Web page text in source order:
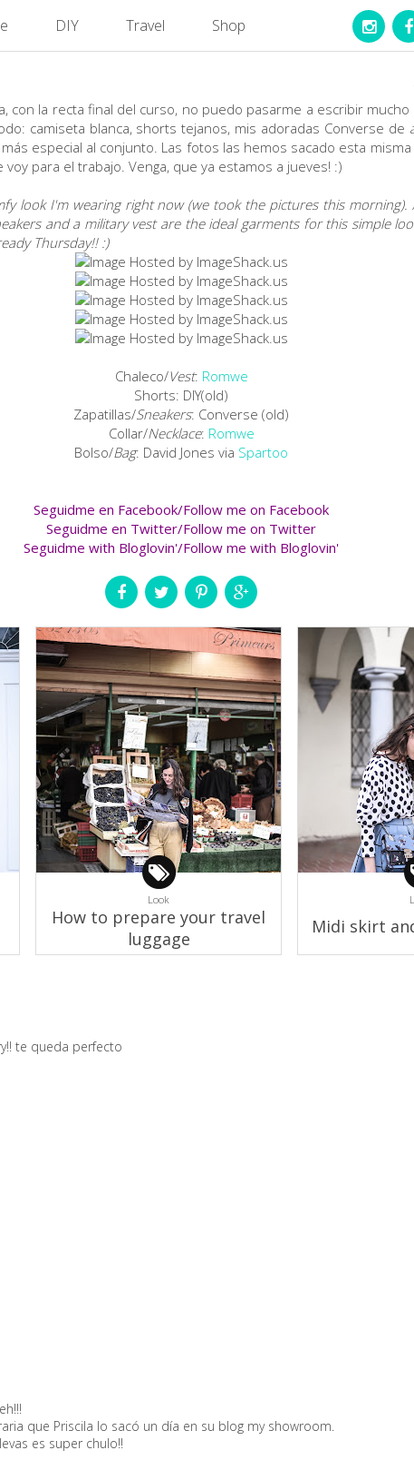
DIY Travel Shop
con la recta final del curso, no puedo pasarme a escribir
camiseta blanca, shorts tejanos, mis adoradas Converse de
especial al conjunto. Las fotos las hemos sacado esta
para el trabajo. Venga, que ya estamos a jueves! :)
look I'm wearing right now (we took the pictures this
and a military vest are the ideal garments for this simple
Thursday!! :)
Chaleco/Vest: Romwe
Shorts: DIY(old)
Zapatillas/Sneakers: Converse (old)
Collar/Necklace: Romwe
Bolso/Bag: David Jones via Spartoo
Seguidme en Facebook/Follow me on Facebook
Seguidme en Twitter/Follow me on Twitter
Seguidme with Bloglovin'/Follow me with Bloglovin'
Look
How to prepare your travel
luggage
Midi skirt
te queda perfecto
que Priscila lo sacó un día en su blog my showroom.
es super chulo!!